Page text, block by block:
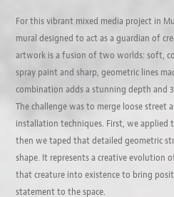
For this vibrant mixed media project in
mural designed to act as a guardian of
artwork is a fusion of two worlds: soft,
spray paint and sharp, geometric lines
combination adds a stunning depth and
The challenge was to merge loose street
installation techniques. First, we applied
then we taped that detailed geometric
shape. It represents a creative evolution
that creature into existence to bring
statement to the space.